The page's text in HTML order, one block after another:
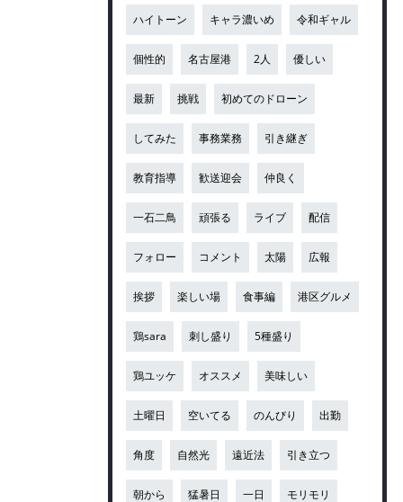
ハイトーン キャラ濃いめ 令和ギャル
個性的 名古屋港 2人 優しい
最新 挑戦 初めてのドローン
してみた 事務業務 引き継ぎ
教育指導 歓送迎会 仲良く
一石二鳥 頑張る ライブ 配信
フォロー コメント 太陽 広報
挨拶 楽しい場 食事編 港区グルメ
鶏sara 刺し盛り 5種盛り
鶏ユッケ オススメ 美味しい
土曜日 空いてる のんびり 出勤
角度 自然光 遠近法 引き立つ
朝から 猛暑日 一日 モリモリ